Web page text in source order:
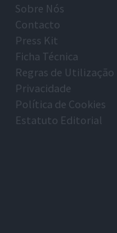
Sobre Nós
Contacto
Press Kit
Ficha Técnica
Regras de Utilização
Privacidade
Política de Cookies
Estatuto Editorial